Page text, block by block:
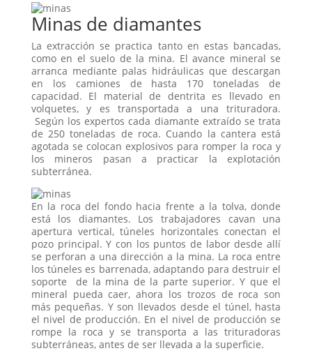
Minas de diamantes
La extracción se practica tanto en estas bancadas,
como en el suelo de la mina. El avance mineral se
arranca mediante palas hidráulicas que descargan
en los camiones de hasta 170 toneladas de
capacidad. El material de dentrita es llevado en
volquetes, y es transportada a una trituradora.
Según los expertos cada diamante extraído se trata
de 250 toneladas de roca. Cuando la cantera está
agotada se colocan explosivos para romper la roca y
los mineros pasan a practicar la explotación
subterránea.
En la roca del fondo hacia frente a la tolva, donde
está los diamantes. Los trabajadores cavan una
apertura vertical, túneles horizontales conectan el
pozo principal. Y con los puntos de labor desde allí
se perforan a una dirección a la mina. La roca entre
los túneles es barrenada, adaptando para destruir el
soporte de la mina de la parte superior. Y que el
mineral pueda caer, ahora los trozos de roca son
más pequeñas. Y son llevados desde el túnel, hasta
el nivel de producción. En el nivel de producción se
rompe la roca y se transporta a las trituradoras
subterráneas, antes de ser llevada a la superficie.